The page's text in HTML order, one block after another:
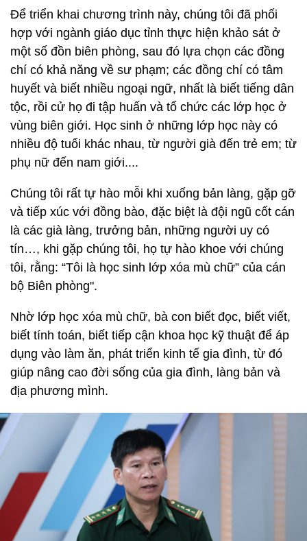
Để triển khai chương trình này, chúng tôi đã phối
hợp với ngành giáo dục tỉnh thực hiện khảo sát ở
một số đồn biên phòng, sau đó lựa chọn các đồng
chí có khả năng về sư phạm; các đồng chí có tâm
huyết và biết nhiều ngoại ngữ, nhất là biết tiếng dân
tộc, rồi cử họ đi tập huấn và tổ chức các lớp học ở
vùng biên giới. Học sinh ở những lớp học này có
nhiều độ tuổi khác nhau, từ người già đến trẻ em; từ
phụ nữ đến nam giới....
Chúng tôi rất tự hào mỗi khi xuống bản làng, gặp gỡ
và tiếp xúc với đồng bào, đặc biệt là đội ngũ cốt cán
là các già làng, trưởng bản, những người uy có
tín…, khi gặp chúng tôi, họ tự hào khoe với chúng
tôi, rằng: “Tôi là học sinh lớp xóa mù chữ” của cán
bộ Biên phòng".
Nhờ lớp học xóa mù chữ, bà con biết đọc, biết viết,
biết tính toán, biết tiếp cận khoa học kỹ thuật để áp
dụng vào làm ăn, phát triển kinh tế gia đình, từ đó
giúp nâng cao đời sống của gia đình, làng bản và
địa phương mình.